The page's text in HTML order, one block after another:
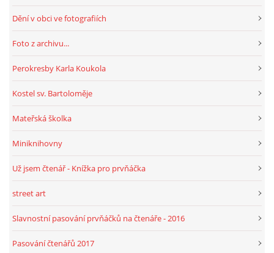
Dění v obci ve fotografiích
Foto z archivu...
Perokresby Karla Koukola
Kostel sv. Bartoloměje
Mateřská školka
Miniknihovny
Už jsem čtenář - Knížka pro prvňáčka
street art
Slavnostní pasování prvňáčků na čtenáře - 2016
Pasování čtenářů 2017